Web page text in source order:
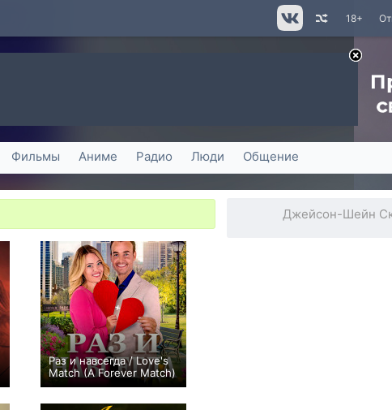
18+
Фильмы Аниме Радио Люди Общение
Раз и навсегда / Love's
Match (A Forever Match)
0
Джейсон-Шейн